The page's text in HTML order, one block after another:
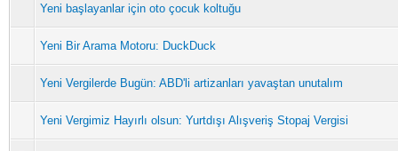
Yeni başlayanlar için oto çocuk koltuğu
Yeni Bir Arama Motoru: DuckDuck
Yeni Vergilerde Bugün: ABD'li artizanları yavaştan unutalım
Yeni Vergimiz Hayırlı olsun: Yurtdışı Alışveriş Stopaj Vergisi